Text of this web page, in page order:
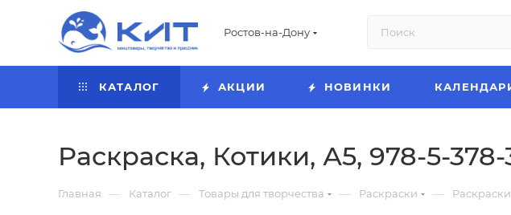
Ростов-на-Дону
КАТАЛОГ АКЦИИ НОВИНКИ
Раскраска, Котики, А5, 978-5-
Главная — Каталог — Товары для творчества — Раскраски —